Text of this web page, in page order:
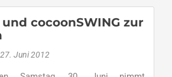
cocoonSWING zur
27. Juni 2012